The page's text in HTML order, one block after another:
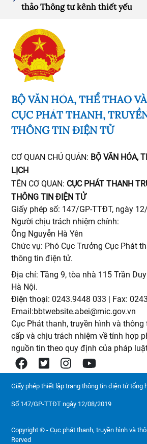
thảo Thông tư kênh thiết yếu
BỘ VĂN HÓA, THỂ THAO
CỤC PHÁT THANH,
THÔNG TIN ĐIỆN TỬ
CƠ QUAN CHỦ QUẢN: BỘ VĂN HÓA,
LỊCH
TÊN CƠ QUAN: CỤC PHÁT THANH
THÔNG TIN ĐIỆN TỬ
Giấy phép số: 147/GP-TTĐT, ngày
Người chịu trách nhiệm chính:
Ông Nguyễn Hà Yên
Chức vụ: Phó Cục Trưởng Cục Phát
thông tin điện tử.
Địa chỉ: Tầng 9, tòa nhà 115 Trần
Hà Nội.
Điện thoại: 0243.9448 033 | Fax:
Email:bbtwebsite.abei@mic.gov.vn
Cục Phát thanh, truyền hình và
cấp và chịu trách nhiệm về tính hợp
nguồn tin theo quy định của pháp
Giấy phép thiết lập trang thông tin điện tử tổng
Số 147/GP-TTĐT ngày 12/08/2019
Copyright © - Cục phát thanh, truyền hình và
Rerved